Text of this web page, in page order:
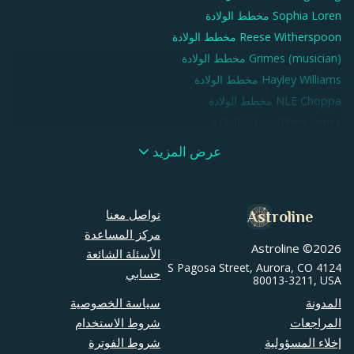
Sophia Loren مخطط الولادة
Reese Witherspoon مخطط الولادة
Grimes (musician) مخطط الولادة
Hayley Williams مخطط الولادة
NLE Choppa مخطط الولادة
Tom Brady
مخطط الولادة
مخطط الولادة
Avril Lavigne مخطط الولادة
Diana Ross مخطط الولادة
Alicia Keys
Lauren London
عرض المزيد
Astroline
Astroline ©2026
4124 S Pagosa Street, Aurora, CO
80013-3211, USA
تواصل معنا
مركز المساعدة
الأسئلة الشائعة
حسابي
المدونة
المراجعات
إخلاء المسؤولية
سياسة الخصوصية
شروط الاستخدام
شروط الفوترة